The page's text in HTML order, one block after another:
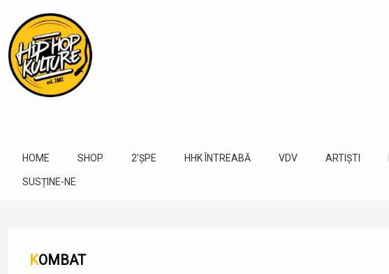
HOME SHOP 2’ȘPE HHK ÎNTREABĂ VDV ARTIȘTI
SUSȚINE-NE
KOMBAT